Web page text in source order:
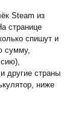
Steam из
странице
спишут и
сумму,
другие страны
ниже